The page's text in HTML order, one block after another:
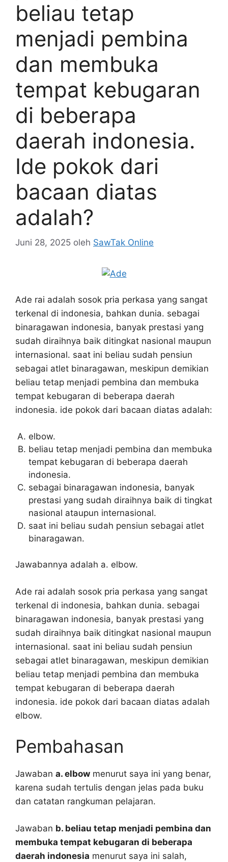
beliau tetap
menjadi pembina
dan membuka
tempat kebugaran
di beberapa
daerah indonesia.
Ide pokok dari
bacaan diatas
adalah?
Juni 28, 2025 oleh SawTak Online
Ade rai adalah sosok pria perkasa yang sangat
terkenal di indonesia, bahkan dunia. sebagai
binaragawan indonesia, banyak prestasi yang
sudah diraihnya baik ditingkat nasional maupun
internasional. saat ini beliau sudah pensiun
sebagai atlet binaragawan, meskipun demikian
beliau tetap menjadi pembina dan membuka
tempat kebugaran di beberapa daerah
indonesia. ide pokok dari bacaan diatas adalah:
elbow.
beliau tetap menjadi pembina dan membuka
tempat kebugaran di beberapa daerah
indonesia.
sebagai binaragawan indonesia, banyak
prestasi yang sudah diraihnya baik di tingkat
nasional ataupun internasional.
saat ini beliau sudah pensiun sebagai atlet
binaragawan.
Jawabannya adalah a. elbow.
Ade rai adalah sosok pria perkasa yang sangat
terkenal di indonesia, bahkan dunia. sebagai
binaragawan indonesia, banyak prestasi yang
sudah diraihnya baik ditingkat nasional maupun
internasional. saat ini beliau sudah pensiun
sebagai atlet binaragawan, meskipun demikian
beliau tetap menjadi pembina dan membuka
tempat kebugaran di beberapa daerah
indonesia. ide pokok dari bacaan diatas adalah
elbow.
Pembahasan
Jawaban a. elbow menurut saya ini yang benar,
karena sudah tertulis dengan jelas pada buku
dan catatan rangkuman pelajaran.
Jawaban b. beliau tetap menjadi pembina dan
membuka tempat kebugaran di beberapa
daerah indonesia menurut saya ini salah,